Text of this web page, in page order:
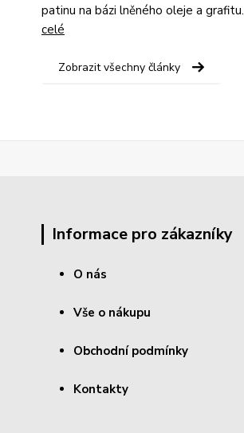
patinu na bázi lněného oleje a grafitu.
celé
Zobrazit všechny články
Informace pro zákazníky
O nás
Vše o nákupu
Obchodní podmínky
Kontakty